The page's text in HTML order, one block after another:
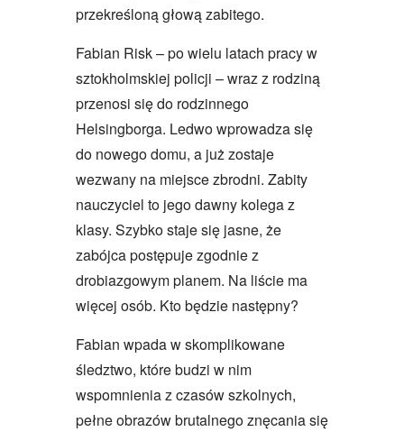
przekreśloną głową zabitego.
Fabian Risk – po wielu latach pracy w
sztokholmskiej policji – wraz z rodziną
przenosi się do rodzinnego
Helsingborga. Ledwo wprowadza się
do nowego domu, a już zostaje
wezwany na miejsce zbrodni. Zabity
nauczyciel to jego dawny kolega z
klasy. Szybko staje się jasne, że
zabójca postępuje zgodnie z
drobiazgowym planem. Na liście ma
więcej osób. Kto będzie następny?
Fabian wpada w skomplikowane
śledztwo, które budzi w nim
wspomnienia z czasów szkolnych,
pełne obrazów brutalnego znęcania się